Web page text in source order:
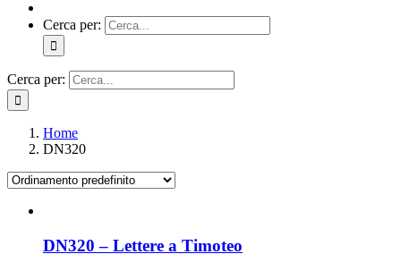
Cerca per:
Cerca per:
Home
DN320
DN320 – Lettere a Timoteo